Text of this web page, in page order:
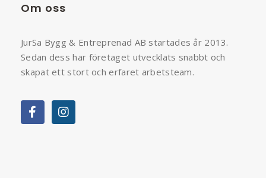
Om oss
JurSa Bygg & Entreprenad AB startades år 2013.
Sedan dess har företaget utvecklats snabbt och
skapat ett stort och erfaret arbetsteam.